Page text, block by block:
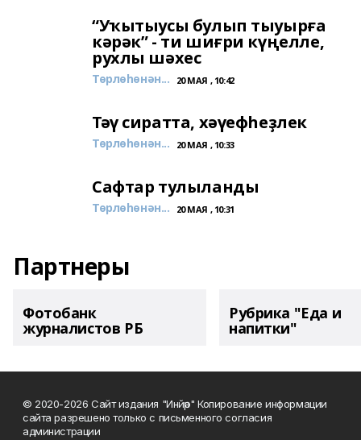
“Уҡытыусы булып тыуырға
кәрәк” - ти шиғри күңелле,
рухлы шәхес
Төрлөһөнән... 20 МАЯ , 10:42
Тәү сиратта, хәүефһеҙлек
Төрлөһөнән... 20 МАЯ , 10:33
Сафтар тулыланды
Төрлөһөнән... 20 МАЯ , 10:31
Партнеры
Фотобанк
журналистов РБ
Рубрика "Еда и
напитки"
© 2020-2026 Сайт издания "Инйәр" Копирование информации
сайта разрешено только с письменного согласия
администрации